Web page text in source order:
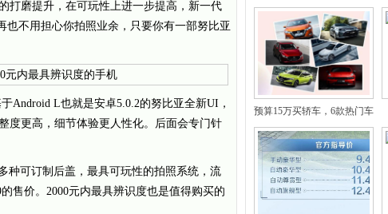
打磨提升，在可玩性上进一步提高，新一代
也不用担心你拍照业余，只要你有一部努比亚
Android L也就是安卓5.0.2的努比亚全新UI，
度更高，细节体验更人性化。后面会专门针
种可订制后盖，最具可玩性的拍照系统，流
售价。2000元内最具辨识度也是值得购买的
预算15万买轿车，6款热门车
型